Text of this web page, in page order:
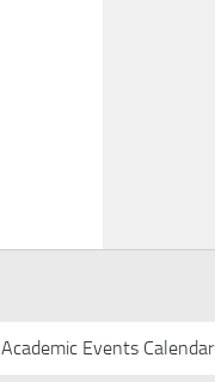
Academic Events Calendar